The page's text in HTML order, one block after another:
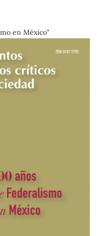
en México"